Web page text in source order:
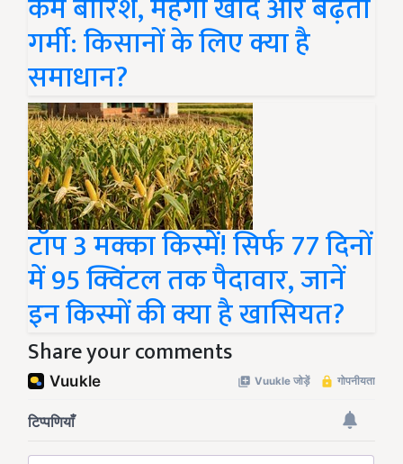
कम बारिश, महंगी खाद और बढ़ती
गर्मी: किसानों के लिए क्या है
समाधान?
टॉप 3 मक्का किस्में! सिर्फ 77 दिनों
में 95 क्विंटल तक पैदावार, जानें
इन किस्मों की क्या है खासियत?
Share your comments